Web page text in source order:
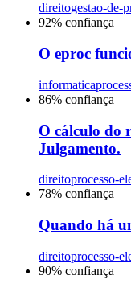
direitogestao-de-
92% confiança
O eproc
informatica
86% confiança
O cálculo do
Julgamento.
direitoprocesso-
78% confiança
Quando há
direitoprocesso-
90% confiança